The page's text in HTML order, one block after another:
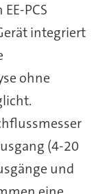
PCS
integriert
ohne
(4-20
und